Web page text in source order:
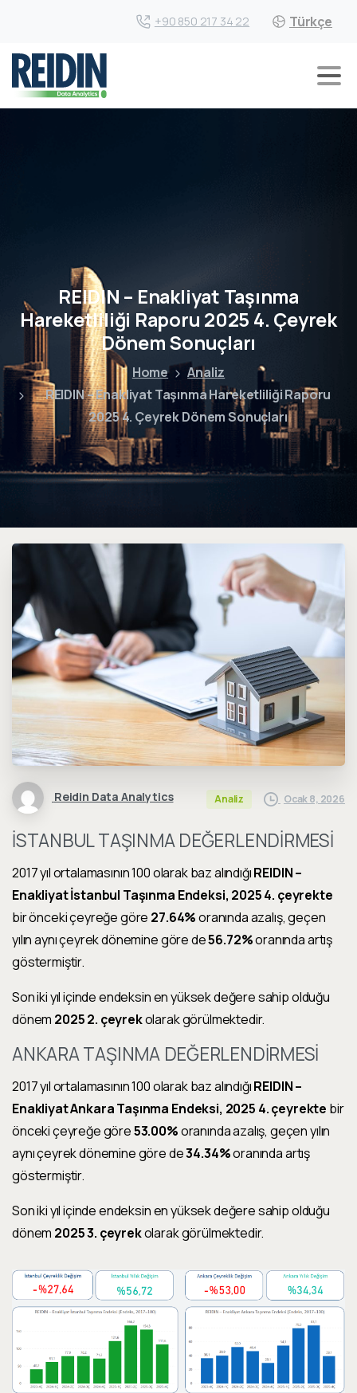
+90 850 217 34 22 Türkçe
REIDIN – Enakliyat Taşınma
Hareketliliği Raporu 2025 4. Çeyrek
Dönem Sonuçları
Home
Analiz
REIDIN – Enakliyat Taşınma Hareketliliği Raporu
2025 4. Çeyrek Dönem Sonuçları
Reidin Data Analytics Analiz Ocak 8, 2026
İSTANBUL TAŞINMA DEĞERLENDİRMESİ
2017 yıl ortalamasının 100 olarak baz alındığıREIDIN –
Enakliyat İstanbul Taşınma Endeksi, 2025 4. çeyrekte
bir önceki çeyreğe göre 27.64%oranında azalış, geçen
yılın aynı çeyrek dönemine göre de56.72%oranında artış
göstermiştir.
Son iki yıl içinde endeksin en yüksek değere sahip olduğu
dönem 2025 2. çeyrekolarak görülmektedir.
ANKARA TAŞINMA DEĞERLENDİRMESİ
2017 yıl ortalamasının 100 olarak baz alındığıREIDIN –
Enakliyat Ankara Taşınma Endeksi, 2025 4. çeyrekte bir
önceki çeyreğe göre53.00%oranında azalış, geçen yılın
aynı çeyrek dönemine göre de34.34%oranında artış
göstermiştir.
Son iki yıl içinde endeksin en yüksek değere sahip olduğu
dönem 2025 3. çeyrekolarak görülmektedir.